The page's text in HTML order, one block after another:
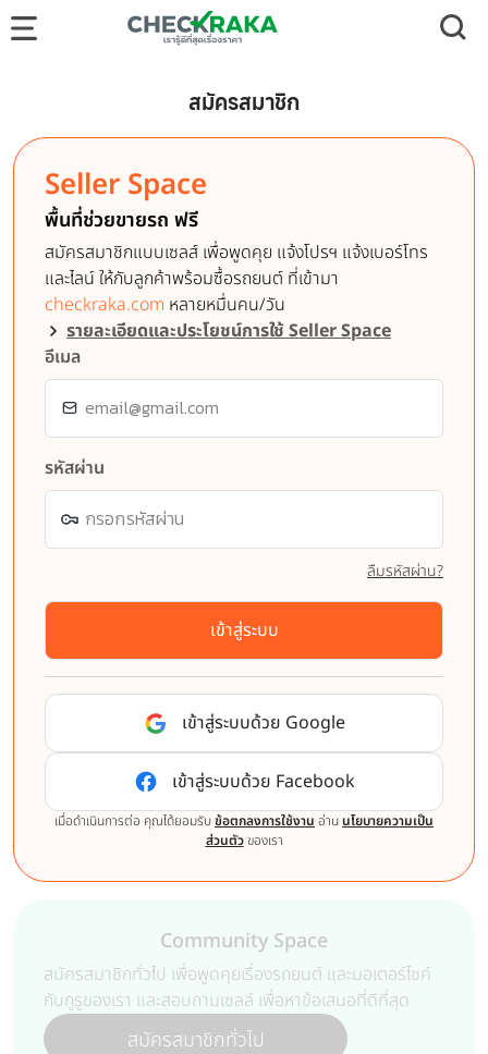
สมัครสมาชิก
Seller Space
พื้นที่ช่วยขายรถ ฟรี
สมัครสมาชิกแบบเซลส์ เพื่อพูดคุย แจ้งโปรฯ แจ้งเบอร์โทร
และไลน์ ให้กับลูกค้าพร้อมซื้อรถยนต์ ที่เข้ามา
checkraka.com หลายหมื่นคน/วัน
รายละเอียดและประโยชน์การใช้ Seller Space
อีเมล
รหัสผ่าน
ลืมรหัสผ่าน?
เข้าสู่ระบบ
เข้าสู่ระบบด้วย Google
เข้าสู่ระบบด้วย Facebook
เมื่อดำเนินการต่อ คุณได้ยอมรับข้อตกลงการใช้งาน อ่านนโยบายความเป็น
ส่วนตัวของเรา
Community Space
สมัครสมาชิกทั่วไป เพื่อพูดคุยเรื่องรถยนต์ และมอเตอร์ไซค์
กับกูรูของเรา และสอบถามเซลล์ เพื่อหาข้อเสนอที่ดีที่สุด
สมัครสมาชิกทั่วไป